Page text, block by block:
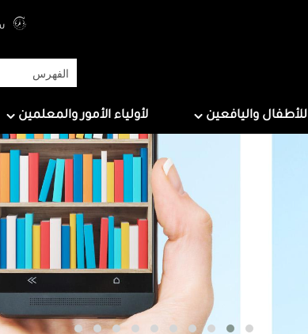
For Children And Teens
للأطفال واليافعين
Parents & Educators
لأولياء الأمور والمعلمين